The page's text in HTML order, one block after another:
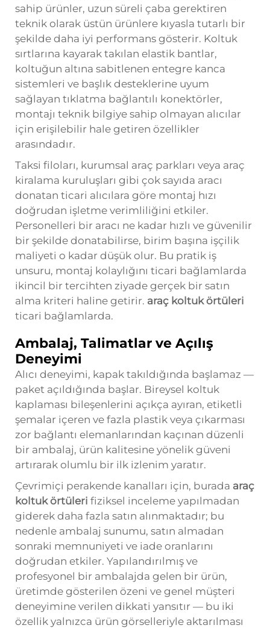
sahip ürünler, uzun süreli çaba gerektiren
teknik olarak üstün ürünlere kıyasla tutarlı bir
şekilde daha iyi performans gösterir. Koltuk
sırtlarına kayarak takılan elastik bantlar,
koltuğun altına sabitlenen entegre kanca
sistemleri ve başlık desteklerine uyum
sağlayan tıklatma bağlantılı konektörler,
montajı teknik bilgiye sahip olmayan alıcılar
için erişilebilir hale getiren özellikler
arasındadır.
Taksi filoları, kurumsal araç parkları veya araç
kiralama kuruluşları gibi çok sayıda aracı
donatan ticari alıcılara göre montaj hızı
doğrudan işletme verimliliğini etkiler.
Personelleri bir aracı ne kadar hızlı ve güvenilir
bir şekilde donatabilirse, birim başına işçilik
maliyeti o kadar düşük olur. Bu pratik iş
unsuru, montaj kolaylığını ticari bağlamlarda
ikincil bir tercihten ziyade gerçek bir satın
alma kriteri haline getirir. araç koltuk örtüleri
ticari bağlamlarda.
Ambalaj, Talimatlar ve Açılış
Deneyimi
Alıcı deneyimi, kapak takıldığında başlamaz —
paket açıldığında başlar. Bireysel koltuk
kaplaması bileşenlerini açıkça ayıran, etiketli
şemalar içeren ve fazla plastik veya çıkarması
zor bağlantı elemanlarından kaçınan düzenli
bir ambalaj, ürün kalitesine yönelik güveni
artırarak olumlu bir ilk izlenim yaratır.
Çevrimiçi perakende kanalları için, burada araç
koltuk örtüleri fiziksel inceleme yapılmadan
giderek daha fazla satın alınmaktadır; bu
nedenle ambalaj sunumu, satın almadan
sonraki memnuniyeti ve iade oranlarını
doğrudan etkiler. Yapılandırılmış ve
profesyonel bir ambalajda gelen bir ürün,
üretimde gösterilen özeni ve genel müşteri
deneyimine verilen dikkati yansıtır — bu iki
özellik yalnızca ürün görselleriyle aktarılması